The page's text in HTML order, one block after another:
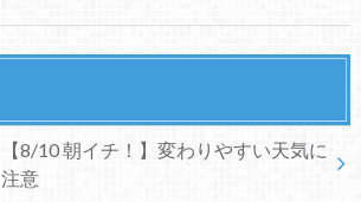
【8/10 朝イチ！】変わりやすい天気に
注意